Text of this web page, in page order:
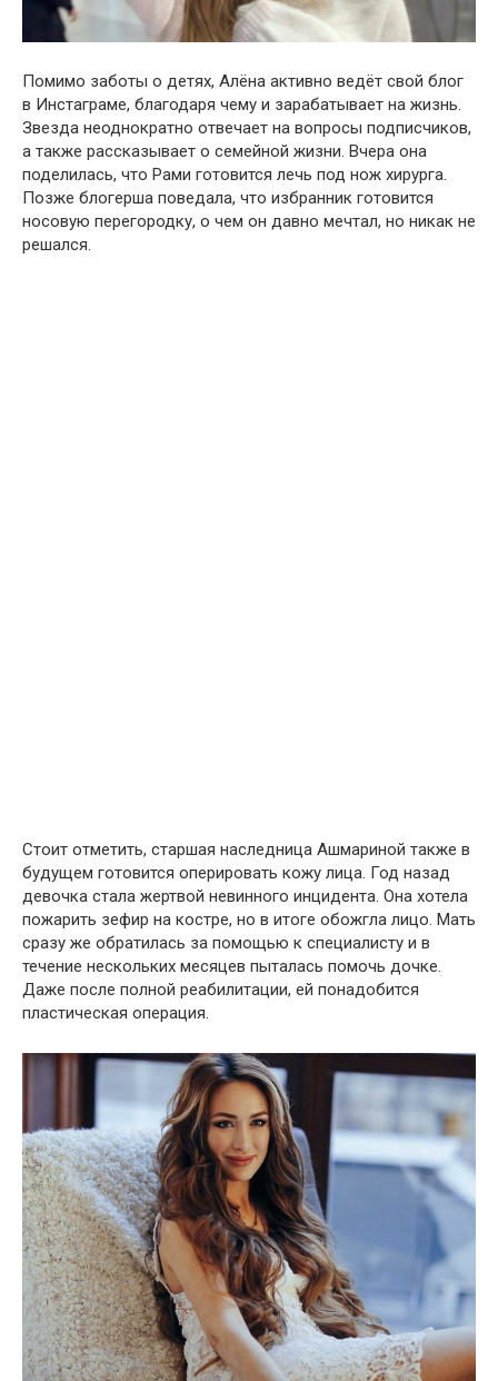
Помимо заботы о детях, Алёна активно ведёт свой блог
в Инстаграме, благодаря чему и зарабатывает на жизнь.
Звезда неоднократно отвечает на вопросы подписчиков,
а также рассказывает о семейной жизни. Вчера она
поделилась, что Рами готовится лечь под нож хирурга.
Позже блогерша поведала, что избранник готовится
носовую перегородку, о чем он давно мечтал, но никак не
решался.
Стоит отметить, старшая наследница Ашмариной также в
будущем готовится оперировать кожу лица. Год назад
девочка стала жертвой невинного инцидента. Она хотела
пожарить зефир на костре, но в итоге обожгла лицо. Мать
сразу же обратилась за помощью к специалисту и в
течение нескольких месяцев пыталась помочь дочке.
Даже после полной реабилитации, ей понадобится
пластическая операция.